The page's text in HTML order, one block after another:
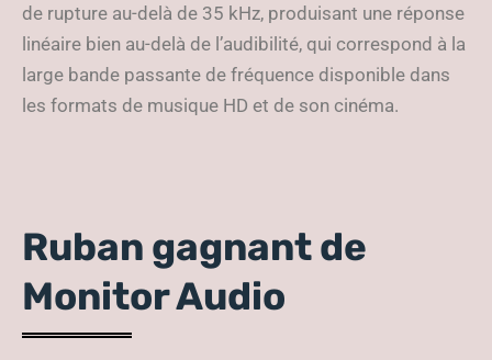
de rupture au-delà de 35 kHz, produisant une réponse
linéaire bien au-delà de l’audibilité, qui correspond à la
large bande passante de fréquence disponible dans
les formats de musique HD et de son cinéma.
Ruban gagnant de
Monitor Audio